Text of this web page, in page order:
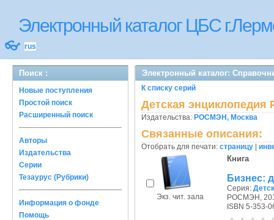
Электронный каталог ЦБС
👓 rus
Поиск :
Новые поступления
Простой поиск
Расширенный поиск
Авторы
Издательства
Серии
Тезаурус (Рубрики)
Информация о фонде
Помощь
Электронный каталог:
К списку серий
Детская
Издательства: РОСМЭН, Москва
Связанные описания:
Отобрать для печати: страницу
Экз. чит. зала
Книга
Бизнес:
Серия:
РОСМЭН,
ISBN 5-353-